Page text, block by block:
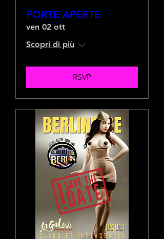
PORTE APERTE
ven 02 ott
Scopri di più
RSVP